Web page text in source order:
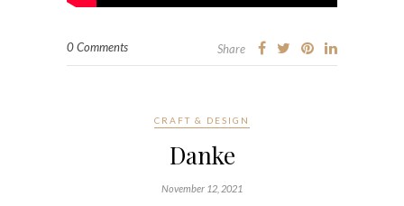
0 Comments Share
CRAFT & DESIGN
Danke
November 12, 2021